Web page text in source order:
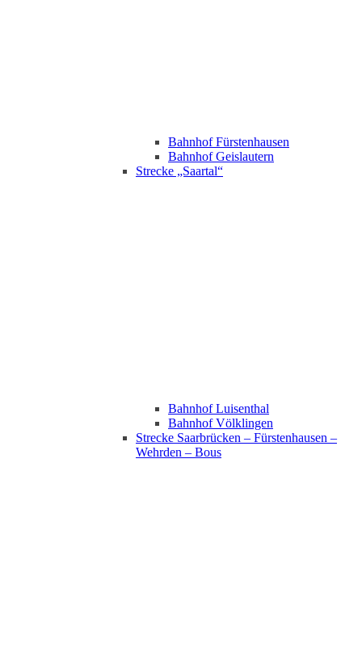
Bahnhof Fürstenhausen
Bahnhof Geislautern
Strecke „Saartal“
Bahnhof Luisenthal
Bahnhof Völklingen
Strecke Saarbrücken – Fürstenhausen –
Wehrden – Bous